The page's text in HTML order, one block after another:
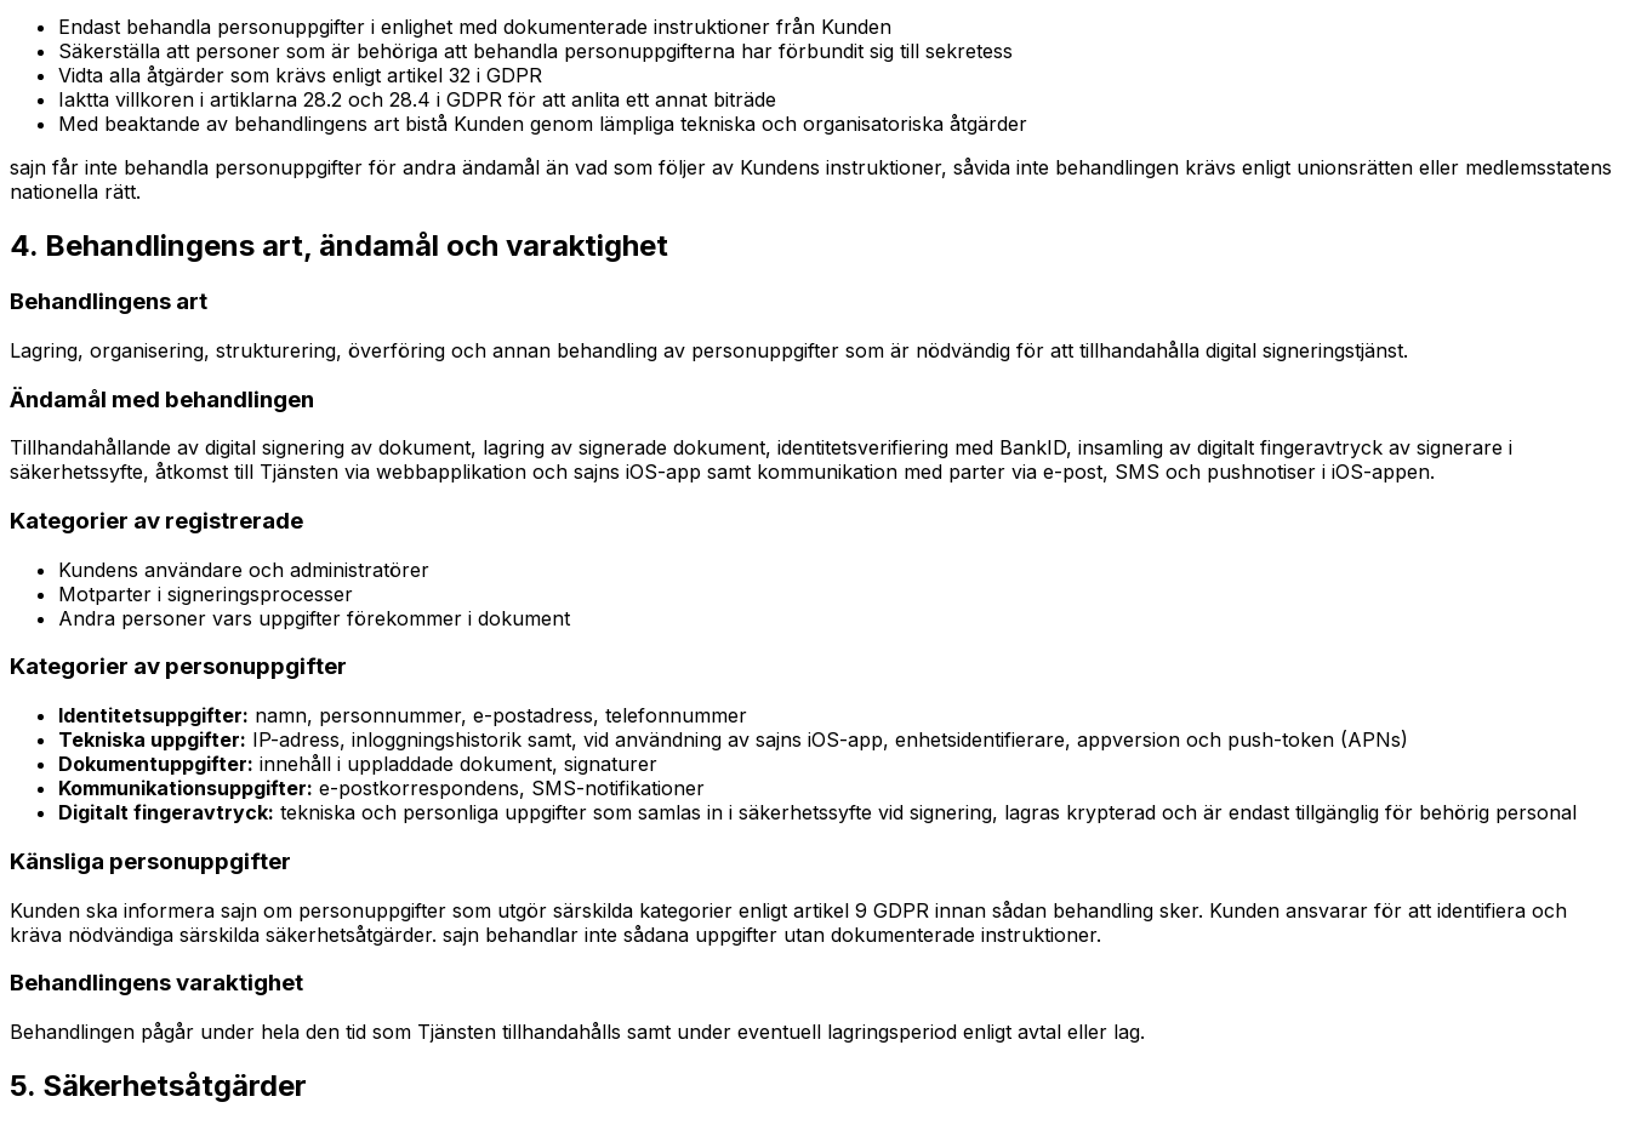
Endast behandla personuppgifter i enlighet med dokumenterade instruktioner från Kunden
Säkerställa att personer som är behöriga att behandla personuppgifterna har förbundit sig till sekretess
Vidta alla åtgärder som krävs enligt artikel 32 i GDPR
Iaktta villkoren i artiklarna 28.2 och 28.4 i GDPR för att anlita ett annat biträde
Med beaktande av behandlingens art bistå Kunden genom lämpliga tekniska och organisatoriska åtgärder
sajn får inte behandla personuppgifter för andra ändamål än vad som följer av Kundens instruktioner, såvida inte behandlingen krävs enligt unionsrätten eller medlemsstatens
nationella rätt.
4. Behandlingens art, ändamål och varaktighet
Behandlingens art
Lagring, organisering, strukturering, överföring och annan behandling av personuppgifter som är nödvändig för att tillhandahålla digital signeringstjänst.
Ändamål med behandlingen
Tillhandahållande av digital signering av dokument, lagring av signerade dokument, identitetsverifiering med BankID, insamling av digitalt fingeravtryck av signerare i
säkerhetssyfte, åtkomst till Tjänsten via webbapplikation och sajns iOS-app samt kommunikation med parter via e-post, SMS och pushnotiser i iOS-appen.
Kategorier av registrerade
Kundens användare och administratörer
Motparter i signeringsprocesser
Andra personer vars uppgifter förekommer i dokument
Kategorier av personuppgifter
Identitetsuppgifter: namn, personnummer, e-postadress, telefonnummer
Tekniska uppgifter: IP-adress, inloggningshistorik samt, vid användning av sajns iOS-app, enhetsidentifierare, appversion och push-token (APNs)
Dokumentuppgifter: innehåll i uppladdade dokument, signaturer
Kommunikationsuppgifter: e-postkorrespondens, SMS-notifikationer
Digitalt fingeravtryck: tekniska och personliga uppgifter som samlas in i säkerhetssyfte vid signering, lagras krypterad och är endast tillgänglig för behörig personal
Känsliga personuppgifter
Kunden ska informera sajn om personuppgifter som utgör särskilda kategorier enligt artikel 9 GDPR innan sådan behandling sker. Kunden ansvarar för att identifiera och
kräva nödvändiga särskilda säkerhetsåtgärder. sajn behandlar inte sådana uppgifter utan dokumenterade instruktioner.
Behandlingens varaktighet
Behandlingen pågår under hela den tid som Tjänsten tillhandahålls samt under eventuell lagringsperiod enligt avtal eller lag.
5. Säkerhetsåtgärder